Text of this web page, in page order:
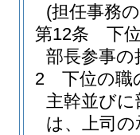
(担任事務
第12条
下
部長参事
2
下位の職
主幹並び
は、上司